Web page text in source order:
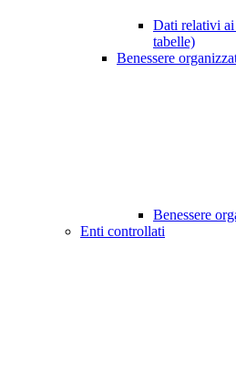
Dati relativi
tabelle)
Benessere
Benessere
Enti controllati